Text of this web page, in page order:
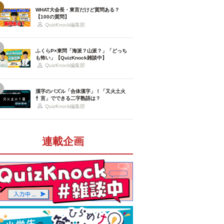
WHAT大会長・東言だけど質問ある？
【100の質問】
QuizKnock編集部
ふくらP×東問「海派？山派？」「どっち
も怖い」【QuizKnock雑談中】
QuizKnock編集部
漢字のパズル「合体漢字」！「又火土火
忄言」でできる二字熟語は？
QuizKnock編集部
連載企画